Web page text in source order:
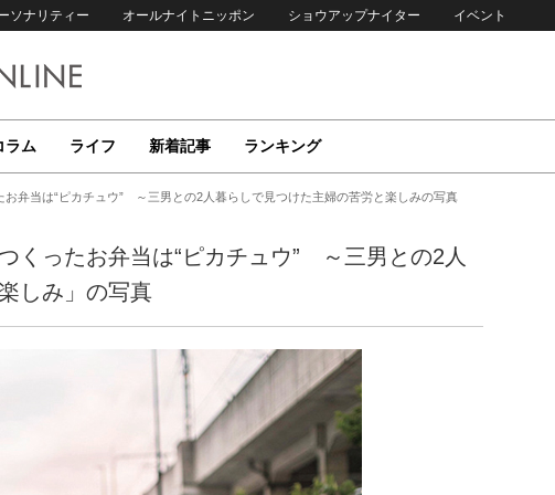
ソナリティー オールナイトニッポン ショウアップナイター イベント
ラム ライフ 新着記事 ランキング
弁当は“ピカチュウ” ～三男との2人暮らしで見つけた主婦の苦労と楽しみの写真
くったお弁当は“ピカチュウ” ～三男との2人
しみ」の写真